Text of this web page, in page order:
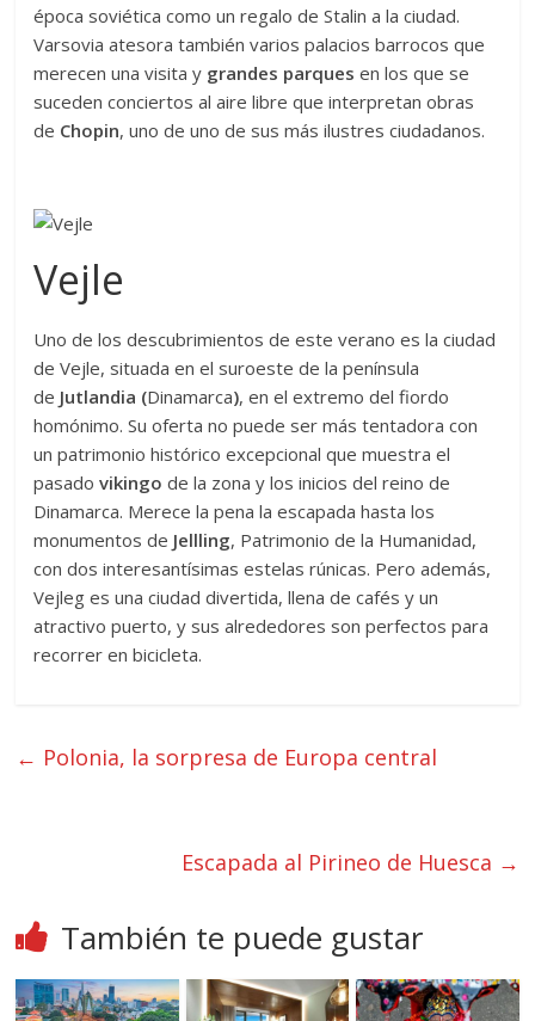
época soviética como un regalo de Stalin a la ciudad.
Varsovia atesora también varios palacios barrocos que
merecen una visita y grandes parques en los que se
suceden conciertos al aire libre que interpretan obras
de Chopin, uno de uno de sus más ilustres ciudadanos.
Vejle
Uno de los descubrimientos de este verano es la ciudad
de Vejle, situada en el suroeste de la península
de Jutlandia (Dinamarca), en el extremo del fiordo
homónimo. Su oferta no puede ser más tentadora con
un patrimonio histórico excepcional que muestra el
pasadovikingo de la zona y los inicios del reino de
Dinamarca. Merece la pena la escapada hasta los
monumentos de Jellling, Patrimonio de la Humanidad,
con dos interesantísimas estelas rúnicas. Pero además,
Vejleg es una ciudad divertida, llena de cafés y un
atractivo puerto, y sus alrededores son perfectos para
recorrer en bicicleta.
← Polonia, la sorpresa de Europa central
Escapada al Pirineo de Huesca →
También te puede gustar